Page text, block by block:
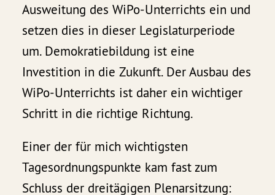
Ausweitung des WiPo-Unterrichts ein und
setzen dies in dieser Legislaturperiode
um. Demokratiebildung ist eine
Investition in die Zukunft. Der Ausbau des
WiPo-Unterrichts ist daher ein wichtiger
Schritt in die richtige Richtung.
Einer der für mich wichtigsten
Tagesordnungspunkte kam fast zum
Schluss der dreitägigen Plenarsitzung: